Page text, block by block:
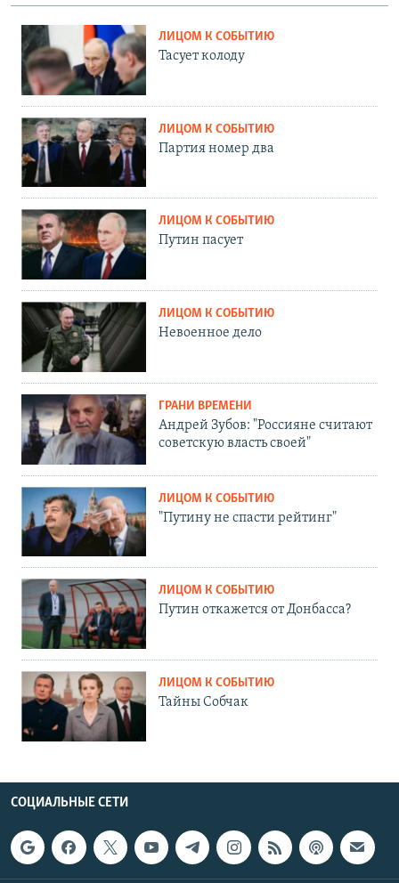
ЛИЦОМ К СОБЫТИЮ
Тасует колоду
ЛИЦОМ К СОБЫТИЮ
Партия номер два
ЛИЦОМ К СОБЫТИЮ
Путин пасует
ЛИЦОМ К СОБЫТИЮ
Невоенное дело
ГРАНИ ВРЕМЕНИ
Андрей Зубов: "Россияне считают
советскую власть своей"
ЛИЦОМ К СОБЫТИЮ
"Путину не спасти рейтинг"
ЛИЦОМ К СОБЫТИЮ
Путин откажется от Донбасса?
ЛИЦОМ К СОБЫТИЮ
Тайны Собчак
СОЦИАЛЬНЫЕ СЕТИ